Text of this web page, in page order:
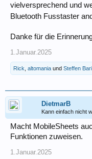
vielversprechend und
Bluetooth Fusstaster
Danke für die
1.Januar.2025
Rick altomania und Steffen Bari
DietmarB
Kann einfach nicht
Macht MobileSheets
Funktionen zuweisen.
1.Januar.2025